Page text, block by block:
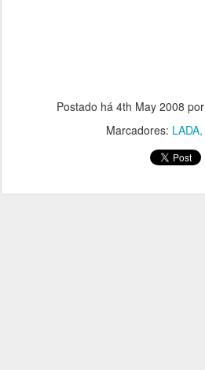
Postado há 4th May 2008 por
Marcadores: LADA